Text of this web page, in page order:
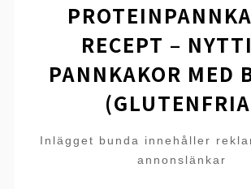
RECEPT –
PANNKAKOR MED
Inlägget bunda innehåller
annonslänkar